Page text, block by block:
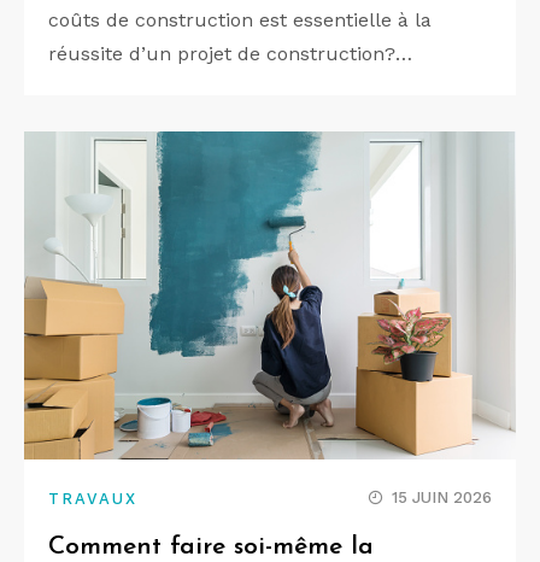
coûts de construction est essentielle à la
réussite d’un projet de construction?…
TRAVAUX 15 JUIN 2026
Comment faire soi-même la